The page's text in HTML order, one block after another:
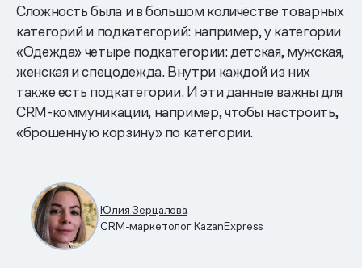
Сложность была и в большом количестве товарных
категорий и подкатегорий: например, у категории
«Одежда» четыре подкатегории: детская, мужская,
женская и спецодежда. Внутри каждой из них
также есть подкатегории. И эти данные важны для
CRM-коммуникации, например, чтобы настроить,
«брошенную корзину» по категории.
Юлия Зерцалова
CRM-маркетолог KazanExpress